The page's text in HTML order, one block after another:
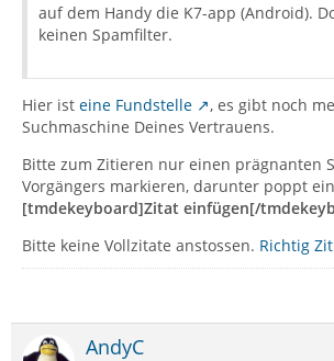
auf dem Handy die K7-app (Android).
keinen Spamfilter.
Hier ist eine Fundstelle
, es gibt noch
Suchmaschine Deines Vertrauens.
Bitte zum Zitieren nur einen prägnanten
Vorgängers markieren, darunter poppt
[tmdekeyboard]Zitat einfügen[/
Bitte keine Vollzitate anstossen. Richtig
AndyC